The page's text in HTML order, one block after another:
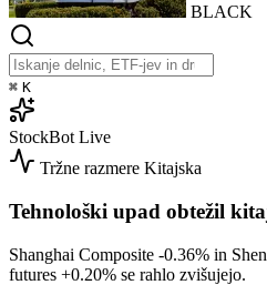
BLACK
⌘ K
StockBot Live
Tržne razmere Kitajska
Tehnološki upad obtežil
Shanghai Composite -0.36% in
futures +0.20% se rahlo zvišujejo.